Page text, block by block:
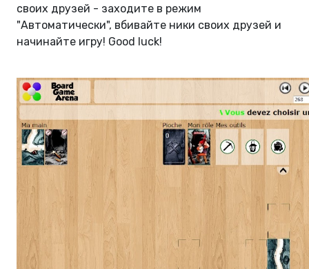
своих друзей - заходите в режим
"Автоматически", вбивайте ники своих друзей и
начинайте игру! Good luck!